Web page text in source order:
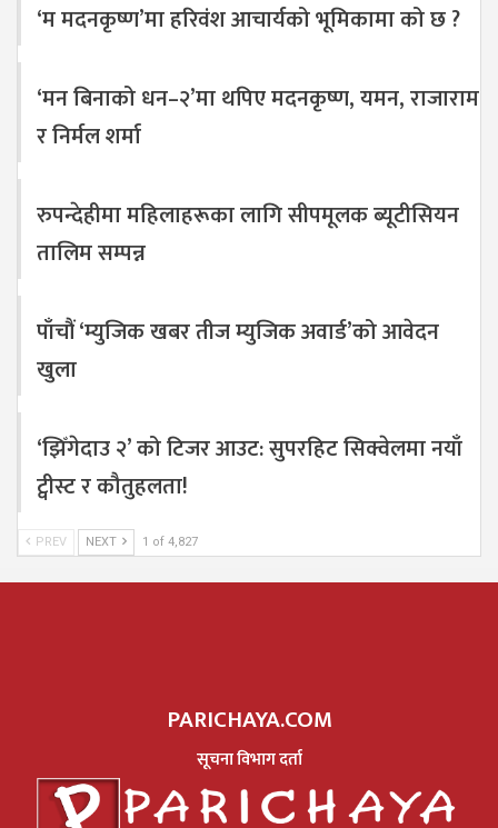
‘म मदनकृष्ण’मा हरिवंश आचार्यको भूमिकामा को छ ?
‘मन बिनाको धन–२’मा थपिए मदनकृष्ण, यमन, राजाराम
र निर्मल शर्मा
रुपन्देहीमा महिलाहरूका लागि सीपमूलक ब्यूटीसियन
तालिम सम्पन्न
पाँचौं ‘म्युजिक खबर तीज म्युजिक अवार्ड’को आवेदन
खुला
‘झिँगेदाउ २’ को टिजर आउट: सुपरहिट सिक्वेलमा नयाँ
ट्वीस्ट र कौतुहलता!
PREV NEXT 1 of 4,827
PARICHAYA.COM
सूचना विभाग दर्ता